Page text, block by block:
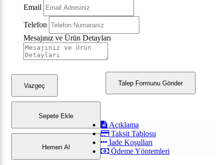
Email
Telefon
Mesajınız ve Ürün Detayları
Talep Formunu Gönder
Vazgeç
Sepete Ekle
Hemen Al
Açıklama
Taksit Tablosu
İade Koşulları
Ödeme Yöntemleri